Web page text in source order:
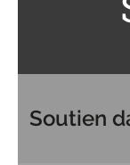
Soutien